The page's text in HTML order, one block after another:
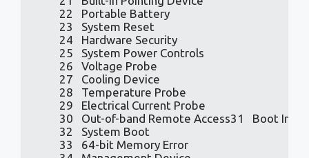
30   Out-of-band Remote Access31   Boot
32   System Boot
33   64-bit Memory Error
34   Management Device
35   Management Device Component
36   Management Device Threshold Data
37   Memory Channel
38   IPMI Device
39   Power Supply
40   Additional Information
41   Onboard Devices Extended Information
42   Management Controller Host Interface